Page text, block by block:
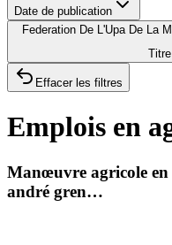
Date de publication
Federation De L'Upa De La
Effacer les filtres
Emplois en
Manœuvre agricole
andré gren…